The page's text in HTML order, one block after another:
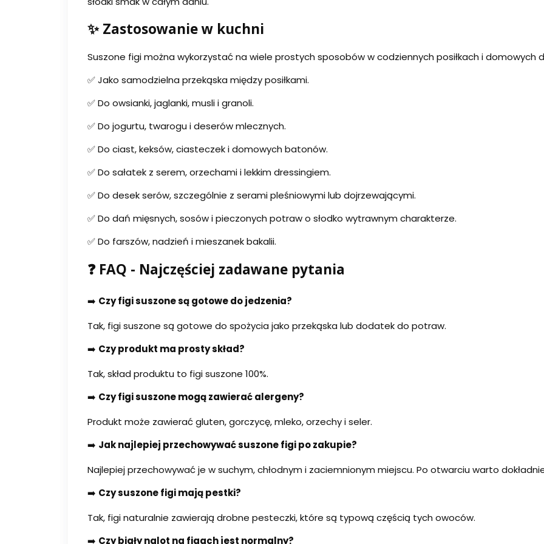
✨ Zastosowanie w kuchni
Suszone figi można wykorzystać na wiele prostych sposobów w codziennych posiłkach i domowych
✅ Jako samodzielna przekąska między posiłkami.
✅ Do owsianki, jaglanki, musli i granoli.
✅ Do jogurtu, twarogu i deserów mlecznych.
✅ Do ciast, keksów, ciasteczek i domowych batonów.
✅ Do sałatek z serem, orzechami i lekkim dressingiem.
✅ Do desek serów, szczególnie z serami pleśniowymi lub dojrzewającymi.
✅ Do dań mięsnych, sosów i pieczonych potraw o słodko wytrawnym charakterze.
✅ Do farszów, nadzień i mieszanek bakalii.
❓ FAQ - Najczęściej zadawane pytania
➡️ Czy figi suszone są gotowe do jedzenia?
Tak, figi suszone są gotowe do spożycia jako przekąska lub dodatek do potraw.
➡️ Czy produkt ma prosty skład?
Tak, skład produktu to figi suszone 100%.
➡️ Czy figi suszone mogą zawierać alergeny?
Produkt może zawierać gluten, gorczycę, mleko, orzechy i seler.
➡️ Jak najlepiej przechowywać suszone figi po zakupie?
Najlepiej przechowywać je w suchym, chłodnym i zaciemnionym miejscu. Po otwarciu warto
➡️ Czy suszone figi mają pestki?
Tak, figi naturalnie zawierają drobne pesteczki, które są typową częścią tych owoców.
➡️ Czy biały nalot na figach jest normalny?